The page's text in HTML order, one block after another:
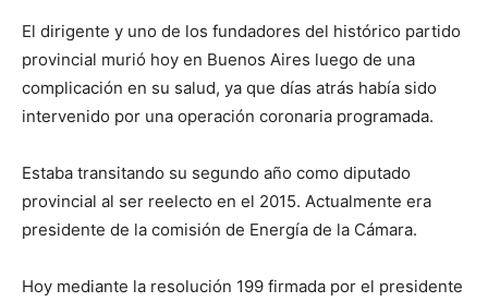
El dirigente y uno de los fundadores del histórico partido
provincial murió hoy en Buenos Aires luego de una
complicación en su salud, ya que días atrás había sido
intervenido por una operación coronaria programada.
Estaba transitando su segundo año como diputado
provincial al ser reelecto en el 2015. Actualmente era
presidente de la comisión de Energía de la Cámara.
Hoy mediante la resolución 199 firmada por el presidente